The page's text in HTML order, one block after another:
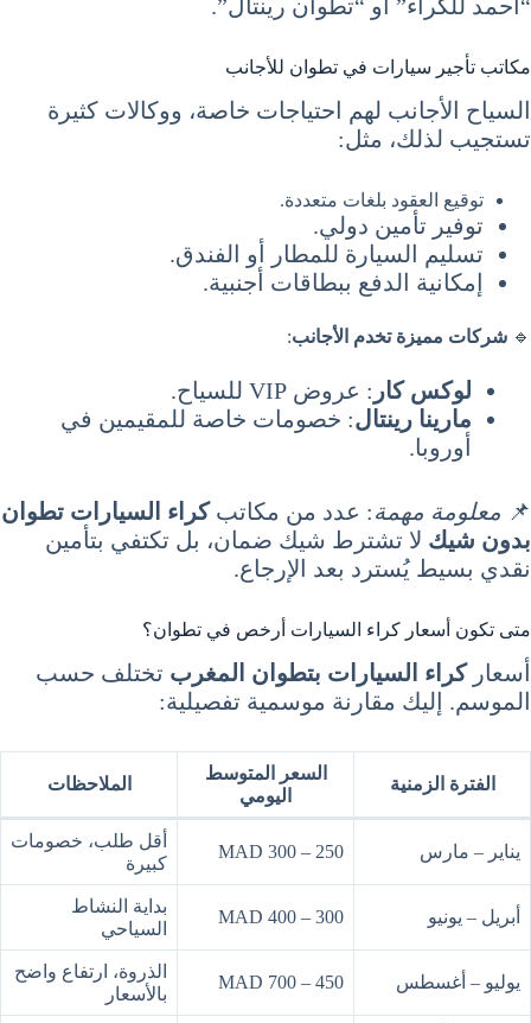
“أحمد للكراء” أو “تطوان رينتال”.
مكاتب تأجير سيارات في تطوان للأجانب
السياح الأجانب لهم احتياجات خاصة، ووكالات كثيرة
تستجيب لذلك، مثل:
توقيع العقود بلغات متعددة.
توفير تأمين دولي.
تسليم السيارة للمطار أو الفندق.
إمكانية الدفع ببطاقات أجنبية.
🔹 شركات مميزة تخدم الأجانب:
لوكس كار : عروض VIP للسياح.
مارينا رينتال: خصومات خاصة للمقيمين في
أوروبا.
📌 معلومة مهمة: عدد من مكاتبكراء السيارات تطوان
بدون شيك لا تشترط شيك ضمان، بل تكتفي بتأمين
نقدي بسيط يُسترد بعد الإرجاع.
متى تكون أسعار كراء السيارات أرخص في تطوان؟
أسعاركراء السيارات بتطوان المغرب تختلف حسب
الموسم. إليك مقارنة موسمية تفصيلية:
الفترة الزمنية
السعر المتوسط
اليومي
الملاحظات
يناير – مارس 250 – 300 MAD
أقل طلب، خصومات
كبيرة
أبريل – يونيو 300 – 400 MAD
بداية النشاط
السياحي
يوليو – أغسطس 450 – 700 MAD
الذروة، ارتفاع واضح
بالأسعار